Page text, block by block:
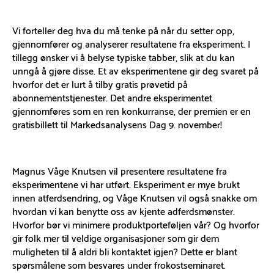
Vi forteller deg hva du må tenke på når du setter opp,
gjennomfører og analyserer resultatene fra eksperiment. I
tillegg ønsker vi å belyse typiske tabber, slik at du kan
unngå å gjøre disse. Et av eksperimentene gir deg svaret på
hvorfor det er lurt å tilby gratis prøvetid på
abonnementstjenester. Det andre eksperimentet
gjennomføres som en ren konkurranse, der premien er en
gratisbillett til Markedsanalysens Dag 9. november!
Magnus Våge Knutsen vil presentere resultatene fra
eksperimentene vi har utført. Eksperiment er mye brukt
innen atferdsendring, og Våge Knutsen vil også snakke om
hvordan vi kan benytte oss av kjente adferdsmønster.
Hvorfor bør vi minimere produktporteføljen vår? Og hvorfor
gir folk mer til veldige organisasjoner som gir dem
muligheten til å aldri bli kontaktet igjen? Dette er blant
spørsmålene som besvares under frokostseminaret.